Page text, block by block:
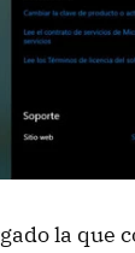
la que